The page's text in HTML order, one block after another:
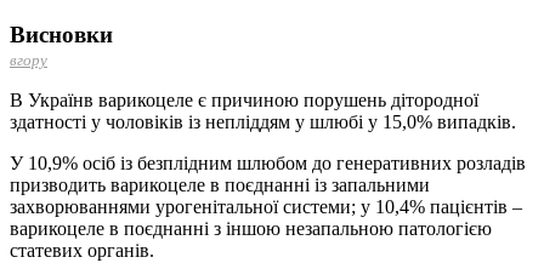
Висновки
вгору
В Українв варикоцеле є причиною порушень дітородної
здатності у чоловіків із непліддям у шлюбі у 15,0% випадків.
У 10,9% осіб із безплідним шлюбом до генеративних розладів
призводить варикоцеле в поєднанні із запальними
захворюваннями урогенітальної системи; у 10,4% пацієнтів –
варикоцеле в поєднанні з іншою незапальною патологією
статевих органів.